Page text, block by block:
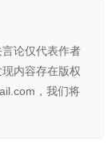
言论仅代表作者
内容存在版权
，我们将